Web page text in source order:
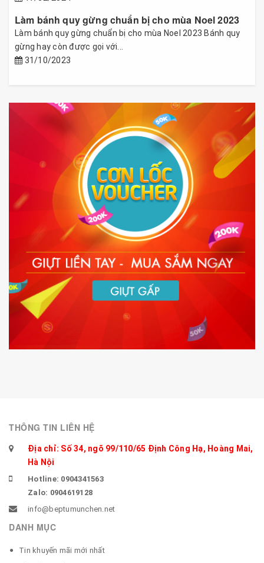
Làm bánh quy gừng chuẩn bị cho mùa Noel 2023
Làm bánh quy gừng chuẩn bị cho mùa Noel 2023 Bánh quy
gừng hay còn được gọi với...
31/10/2023
THÔNG TIN LIÊN HỆ
Địa chỉ: Số 34, ngõ 99/110/65 Định Công Hạ, Hoàng Mai,
Hà Nội
Hotline: 0904341563
Zalo: 0904619128
info@beptumunchen.net
DANH MỤC
Tin khuyến mãi mới nhất